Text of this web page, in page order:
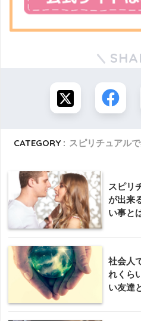
CATEGORY : スピリチュアル
スピリ
が出来
い事と
社会人
れくら
い友達